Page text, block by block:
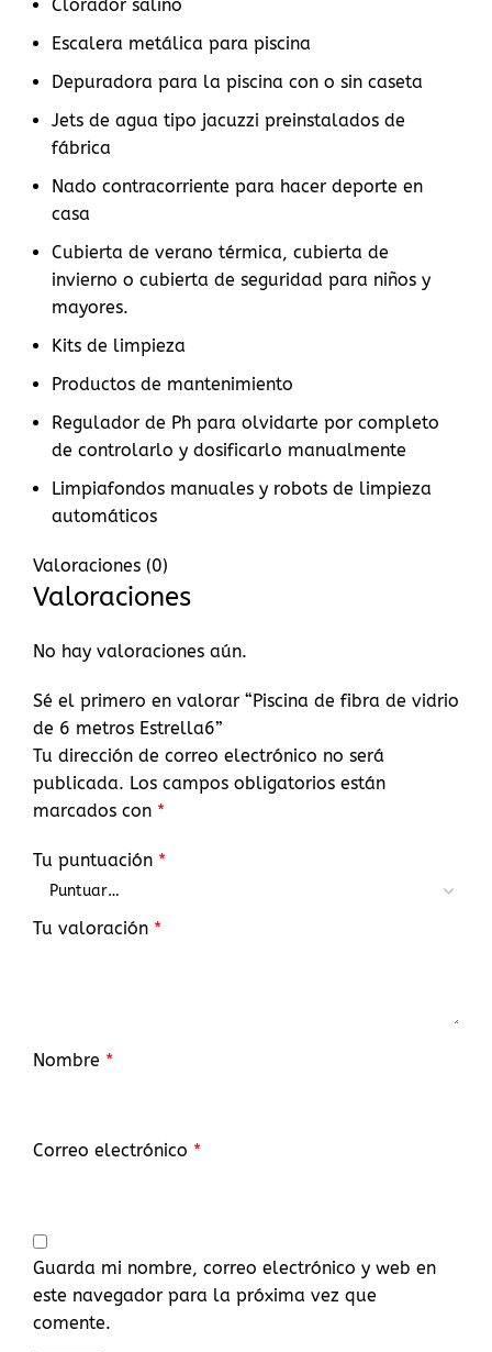
Clorador salino
Escalera metálica para piscina
Depuradora para la piscina con o sin caseta
Jets de agua tipo jacuzzi preinstalados de
fábrica
Nado contracorriente para hacer deporte en
casa
Cubierta de verano térmica, cubierta de
invierno o cubierta de seguridad para niños y
mayores.
Kits de limpieza
Productos de mantenimiento
Regulador de Ph para olvidarte por completo
de controlarlo y dosificarlo manualmente
Limpiafondos manuales y robots de limpieza
automáticos
Valoraciones (0)
Valoraciones
No hay valoraciones aún.
Sé el primero en valorar “Piscina de fibra de vidrio
de 6 metros Estrella6”
Tu dirección de correo electrónico no será
publicada. Los campos obligatorios están
marcados con *
Tu puntuación *
Tu valoración *
Nombre *
Correo electrónico *
Guarda mi nombre, correo electrónico y web en
este navegador para la próxima vez que
comente.